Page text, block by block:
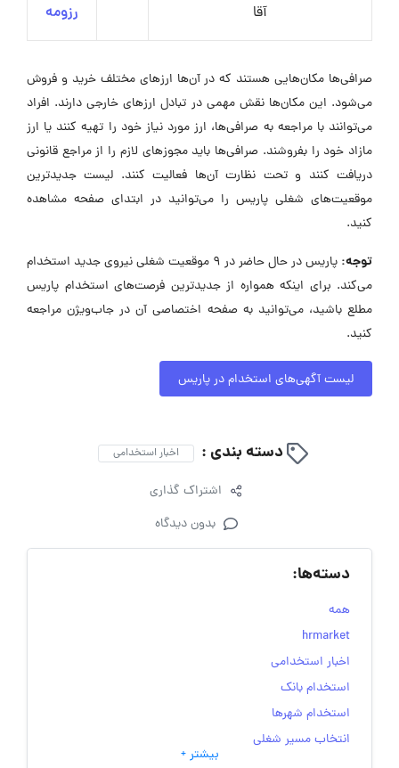
آقا
رزومه
صرافی‌ها مکان‌هایی هستند که در آن‌ها ارزهای مختلف خرید و فروش
می‌شود. این مکان‌ها نقش مهمی در تبادل ارزهای خارجی دارند. افراد
می‌توانند با مراجعه به صرافی‌ها، ارز مورد نیاز خود را تهیه کنند یا ارز
مازاد خود را بفروشند. صرافی‌ها باید مجوزهای لازم را از مراجع قانونی
دریافت کنند و تحت نظارت آن‌ها فعالیت کنند. لیست جدیدترین
موقعیت‌های شغلی پاریس را می‌توانید در ابتدای صفحه مشاهده
کنید.
توجه:
پاریس در حال حاضر در ۹ موقعیت شغلی نیروی جدید استخدام
می‌کند. برای اینکه همواره از جدیدترین فرصت‌های استخدام پاریس
مطلع باشید، می‌توانید به صفحه اختصاصی آن در جاب‌ویژن مراجعه
کنید.
لیست آگهی‌های استخدام در پاریس
دسته بندی : اخبار استخدامی
اشتراک گذاری
بدون دیدگاه
دسته‌ها:
همه
hrmarket
اخبار استخدامی
استخدام بانک
استخدام شهرها
انتخاب مسیر شغلی
بیشتر +